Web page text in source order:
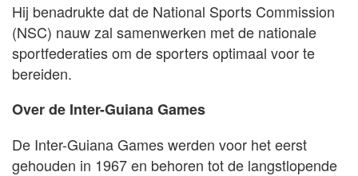
Hij benadrukte dat de National Sports Commission
(NSC) nauw zal samenwerken met de nationale
sportfederaties om de sporters optimaal voor te
bereiden.
Over de Inter-Guiana Games
De Inter-Guiana Games werden voor het eerst
gehouden in 1967 en behoren tot de langstlopende